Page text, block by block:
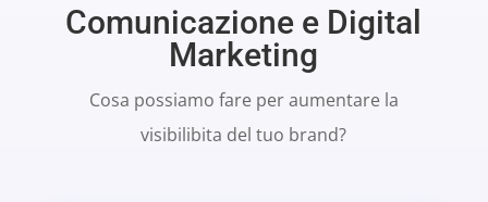
Comunicazione e Digital
Marketing
Cosa possiamo fare per aumentare la
visibilibita del tuo brand?